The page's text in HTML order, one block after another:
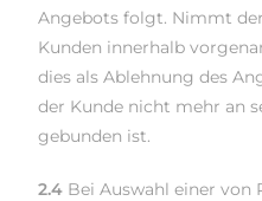
Angebots folgt. Nimmt
Kunden innerhalb
dies als Ablehnung des
der Kunde nicht mehr an
gebunden ist.
2.4 Bei Auswahl einer von